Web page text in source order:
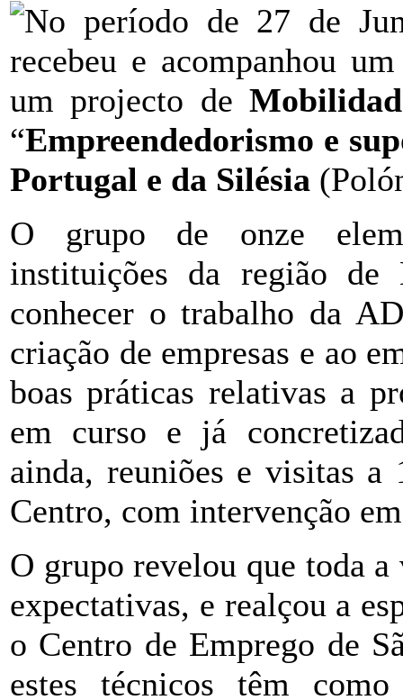
No período de 27 de
recebeu e acompanhou
um projecto de
“Empreendedorismo e
Portugal e da Silésia
O grupo de onze
instituições da região de
conhecer o trabalho da
criação de empresas e ao
boas práticas relativas a
em curso e já
ainda, reuniões e visitas a
Centro, com intervenção
O grupo revelou que toda
expectativas, e realçou a
o Centro de Emprego de
estes técnicos têm